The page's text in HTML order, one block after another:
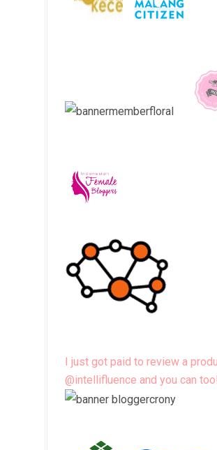
I just got paid to review a
@intellifluence and you can too!